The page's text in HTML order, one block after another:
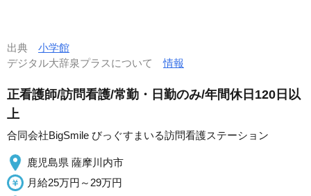
出典 小学館
デジタル大辞泉プラスについて情報
正看護師/訪問看護/常勤・日勤のみ/年間休日120日以
上
合同会社BigSmile びっぐすまいる訪問看護ステーション
鹿児島県 薩摩川内市
月給25万円～29万円